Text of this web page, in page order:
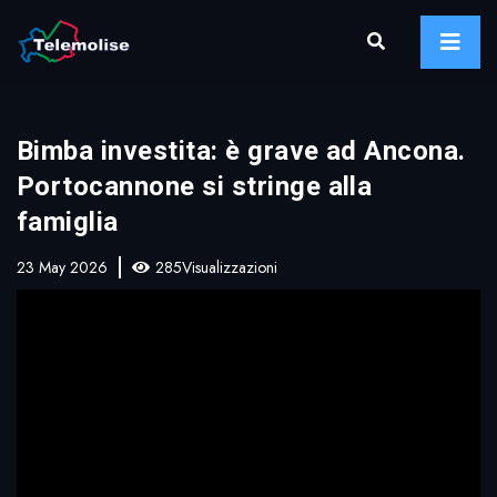
Bimba investita: è grave ad Ancona.
Portocannone si stringe alla
famiglia
23 May 2026 285Visualizzazioni